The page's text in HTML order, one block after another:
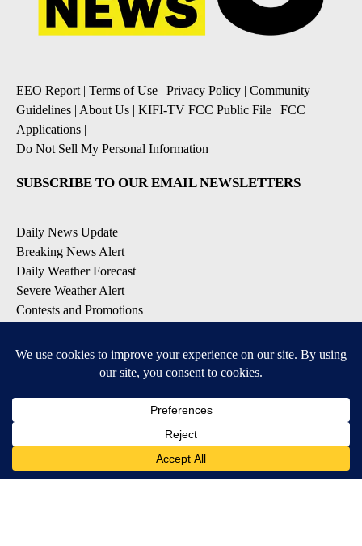
EEO Report| Terms of Use | Privacy Policy | Community
Guidelines | About Us | KIFI-TV FCC Public File | FCC
Applications |
Do Not Sell My Personal Information
SUBSCRIBE TO OUR EMAIL NEWSLETTERS
Daily News Update
Breaking News Alert
Daily Weather Forecast
Severe Weather Alert
Contests and Promotions